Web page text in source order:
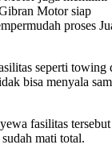
Motor siap
proses
seperti towing
bisa menyala
fasilitas
mati total.